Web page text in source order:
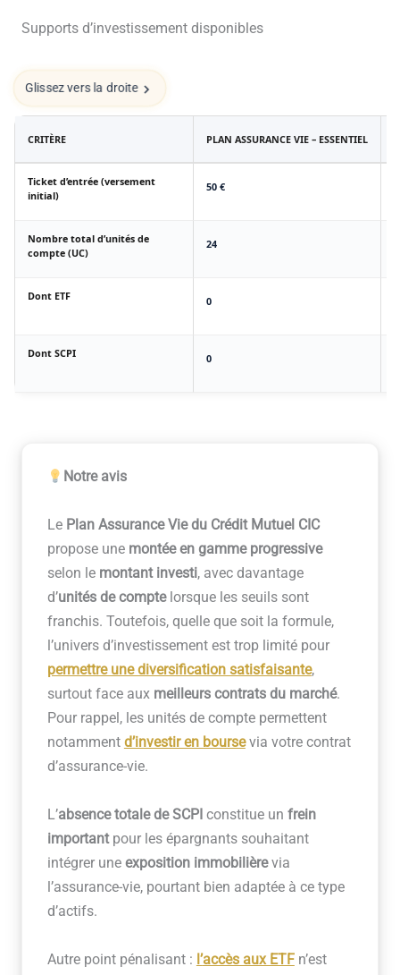
Supports d’investissement disponibles
Glissez vers la droite
CRITÈRE PLAN ASSURANCE VIE – ESSENTIEL
Ticket d’entrée (versement
initial)
50 €
Nombre total d’unités de
compte (UC)
24
Dont ETF 0
Dont SCPI 0
Notre avis
Le Plan Assurance Vie du Crédit Mutuel CIC
propose une montée en gamme progressive
selon le montant investi, avec davantage
d’unités de comptelorsque les seuils sont
franchis. Toutefois, quelle que soit la formule,
l’univers d’investissement est trop limité pour
permettre une diversification satisfaisante,
surtout face aux meilleurs contrats du marché.
Pour rappel, les unités de compte permettent
notamment d’investir en boursevia votre contrat
d’assurance-vie.
L’absence totale de SCPI constitue un frein
importantpour les épargnants souhaitant
intégrer une exposition immobilièrevia
l’assurance-vie, pourtant bien adaptée à ce type
d’actifs.
Autre point pénalisant : l’accès aux ETFn’est